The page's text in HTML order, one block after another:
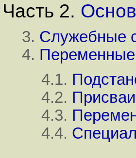
Часть 2.
3. Служебные
4.
4.1.
4.2.
4.3.
4.4.